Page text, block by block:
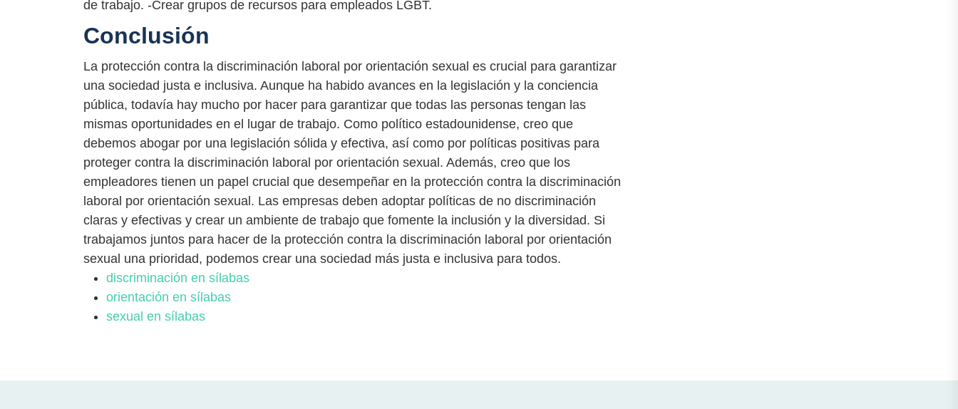
de trabajo. -Crear grupos de recursos para empleados LGBT.
Conclusión
La protección contra la discriminación laboral por orientación sexual es crucial para garantizar
una sociedad justa e inclusiva. Aunque ha habido avances en la legislación y la conciencia
pública, todavía hay mucho por hacer para garantizar que todas las personas tengan las
mismas oportunidades en el lugar de trabajo. Como político estadounidense, creo que
debemos abogar por una legislación sólida y efectiva, así como por políticas positivas para
proteger contra la discriminación laboral por orientación sexual. Además, creo que los
empleadores tienen un papel crucial que desempeñar en la protección contra la discriminación
laboral por orientación sexual. Las empresas deben adoptar políticas de no discriminación
claras y efectivas y crear un ambiente de trabajo que fomente la inclusión y la diversidad. Si
trabajamos juntos para hacer de la protección contra la discriminación laboral por orientación
sexual una prioridad, podemos crear una sociedad más justa e inclusiva para todos.
discriminación en sílabas
orientación en sílabas
sexual en sílabas